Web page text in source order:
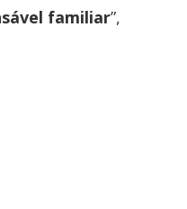
familiar”,